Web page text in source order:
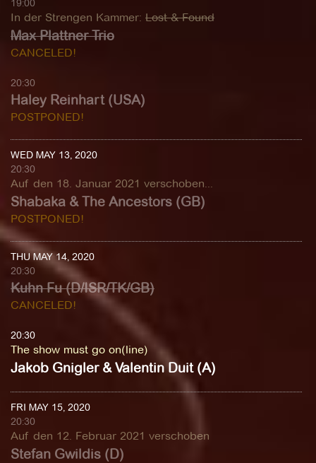
19:00
In der Strengen Kammer: Lost & Found
Max Plattner Trio
CANCELED!
20:30
Haley Reinhart (USA)
POSTPONED!
WED MAY 13, 2020
20:30
Auf den 18. Januar 2021 verschoben...
Shabaka & The Ancestors (GB)
POSTPONED!
THU MAY 14, 2020
20:30
Kuhn Fu (D/ISR/TK/GB)
CANCELED!
20:30
The show must go on(line)
Jakob Gnigler & Valentin Duit (A)
FRI MAY 15, 2020
20:30
Auf den 12. Februar 2021 verschoben
Stefan Gwildis (D)